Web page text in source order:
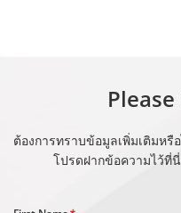
ต้องการทราบข้อมูลเพิ่มเติมห
โปรดฝากข้อความไว้ที่